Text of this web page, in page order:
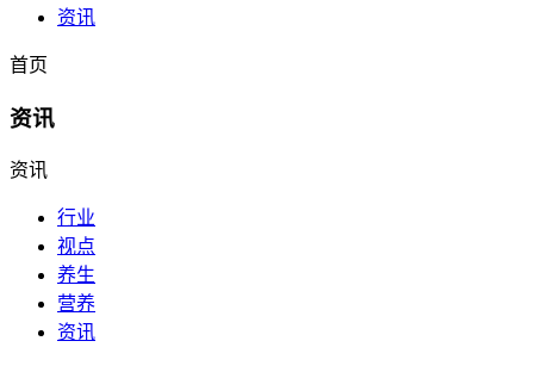
资讯
首页
资讯
资讯
行业
视点
养生
营养
资讯